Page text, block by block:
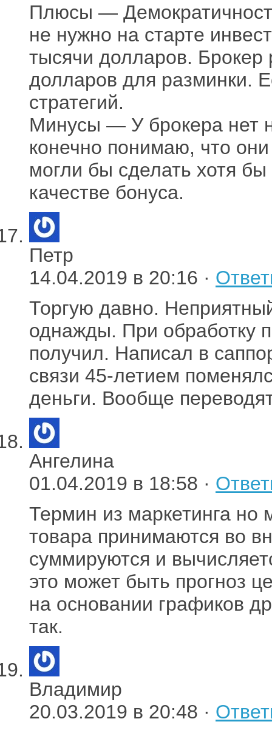
Плюсы —
не нужно на старте
тысячи долларов. Брокер
долларов для разминки.
стратегий.
Минусы — У брокера нет
конечно понимаю, что
могли бы сделать хотя
качестве бонуса.
Петр
14.04.2019 в 20:16 ·
Торгую давно.
однажды. При обработку
получил. Написал в
связи 45-летием
деньги. Вообще
Ангелина
01.04.2019 в 18:58 ·
Термин из маркетинга но
товара принимаются во
суммируются и
это может быть прогноз
на основании графиков
так.
Владимир
20.03.2019 в 20:48 ·